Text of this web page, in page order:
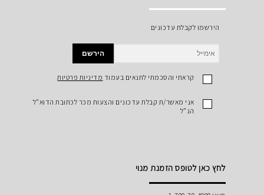
הירשמו לקבלת עדכונים
קראתי והסכמתי לתנאים בעמודמדיניות פרטיות
אני מאשר/ת קבלת עדכונים והצעות מכר לכתובת הדוא"ל
הנ"ל
לחץ כאן לטופס הזמנת מנוי